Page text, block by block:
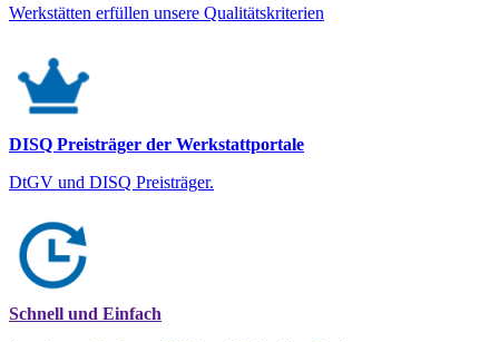
Werkstätten erfüllen unsere Qualitätskriterien
DISQ Preisträger der Werkstattportale
DtGV und DISQ Preisträger.
Schnell und Einfach